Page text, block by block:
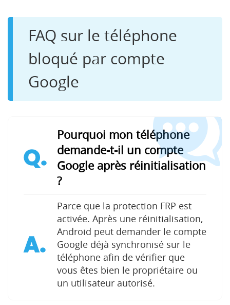
FAQ sur le téléphone
bloqué par compte
Google
Q.
Pourquoi mon téléphone
demande-t-il un compte
Google après réinitialisation
?
A.
Parce que la protection FRP est
activée. Après une réinitialisation,
Android peut demander le compte
Google déjà synchronisé sur le
téléphone afin de vérifier que
vous êtes bien le propriétaire ou
un utilisateur autorisé.